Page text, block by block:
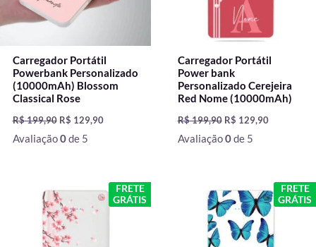
Carregador Portátil
Powerbank Personalizado
(10000mAh) Blossom
Classical Rose
R$199,90 R$ 129,90
Avaliação0de 5
Carregador Portátil
Power bank
Personalizado Cerejeira
Red Nome (10000mAh)
R$199,90 R$ 129,90
Avaliação0de 5
FRETE
GRÁTIS
preço
original
era:
R$ 199,90.
O
preço
FRETE
GRÁTIS
preço
original
era:
R$ 199,90.
O
preço
atual
é:
R$ 129,90.